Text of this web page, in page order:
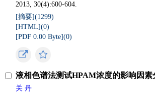
2013, 30(4):600-604.
[摘要](1299)
[HTML](0)
[PDF 0.00 Byte](0)
液相色谱法测试HPAM浓度的影响因素
关 丹